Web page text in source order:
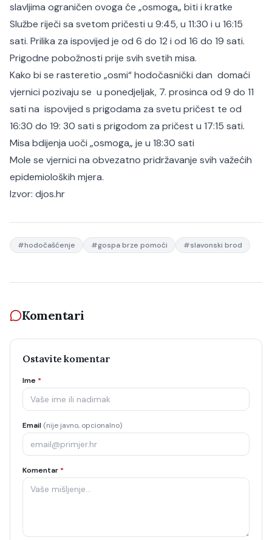
slavljima ograničen ovoga će „osmoga„ biti i kratke
Službe riječi sa svetom pričesti u 9:45, u 11:30 i u 16:15
sati. Prilika za ispovijed je od 6 do 12 i od 16 do 19 sati.
Prigodne pobožnosti prije svih svetih misa.
Kako bi se rasteretio „osmi“ hodočasnički dan domaći
vjernici pozivaju se u ponedjeljak, 7. prosinca od 9 do 11
sati na ispovijed s prigodama za svetu pričest te od
16:30 do 19: 30 sati s prigodom za pričest u 17:15 sati.
Misa bdijenja uoči „osmoga„ je u 18:30 sati
Mole se vjernici na obvezatno pridržavanje svih važećih
epidemioloških mjera.
Izvor: djos.hr
#hodočašćenje #gospa brze pomoći #slavonski brod
Komentari
Ostavite komentar
Ime *
Email (nije javno, opcionalno)
Komentar *